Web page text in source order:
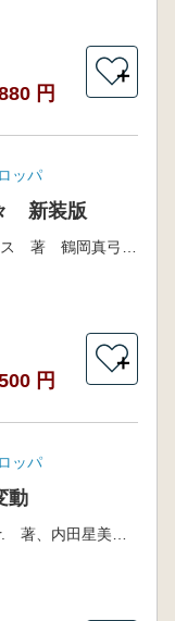
円
＋
ッパ
新装版
円
＋
ッパ
動